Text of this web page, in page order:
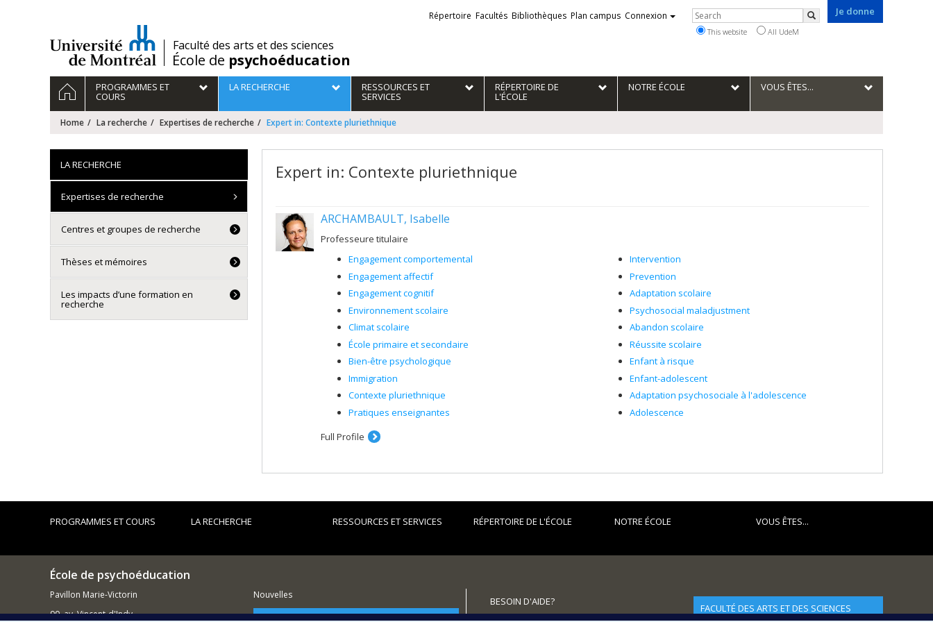
/Faculté des arts et des sciences
École de psychoéducation
Je donne
Liens
externes
Répertoire Facultés Bibliothèques Plan campus Connexion Rechercher
Search
This website All UdeM
Navigation
principale
HOMEPROGRAMMES ET
COURS
LA RECHERCHE RESSOURCES ET
SERVICES
RÉPERTOIRE DE
L'ÉCOLE
NOTRE ÉCOLE VOUS ÊTES...
Home La recherche Expertises de recherche Expert in: Contexte pluriethnique
Expert in: Contexte pluriethnique
ARCHAMBAULT, Isabelle
Professeure titulaire
Engagement comportemental
Engagement affectif
Engagement cognitif
Environnement scolaire
Climat scolaire
École primaire et secondaire
Bien-être psychologique
Immigration
Contexte pluriethnique
Pratiques enseignantes
Intervention
Prevention
Adaptation scolaire
Psychosocial maladjustment
Abandon scolaire
Réussite scolaire
Enfant à risque
Enfant-adolescent
Adaptation psychosociale à l'adolescence
Adolescence
Full Profile
LA RECHERCHE
Expertises de recherche
Centres et groupes de recherche
Thèses et mémoires
Les impacts d’une formation en
recherche
PROGRAMMES ET COURS LA RECHERCHE RESSOURCES ET SERVICES RÉPERTOIRE DE L'ÉCOLE NOTRE ÉCOLE VOUS ÊTES...
École de psychoéducation
Pavillon Marie-Victorin
90, av. Vincent-d'Indy
Nouvelles
BESOIN D'AIDE?
Plan du site
FACULTÉ DES ARTS ET DES SCIENCES